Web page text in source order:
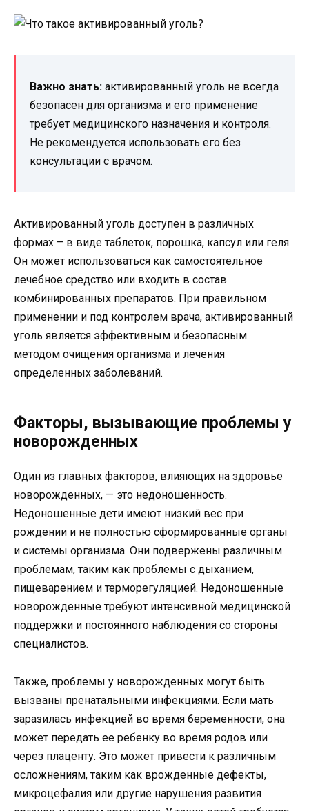
Важно знать: активированный уголь не всегда
безопасен для организма и его применение
требует медицинского назначения и контроля.
Не рекомендуется использовать его без
консультации с врачом.
Активированный уголь доступен в различных
формах – в виде таблеток, порошка, капсул или геля.
Он может использоваться как самостоятельное
лечебное средство или входить в состав
комбинированных препаратов. При правильном
применении и под контролем врача, активированный
уголь является эффективным и безопасным
методом очищения организма и лечения
определенных заболеваний.
Факторы, вызывающие проблемы у
новорожденных
Один из главных факторов, влияющих на здоровье
новорожденных, — это недоношенность.
Недоношенные дети имеют низкий вес при
рождении и не полностью сформированные органы
и системы организма. Они подвержены различным
проблемам, таким как проблемы с дыханием,
пищеварением и терморегуляцией. Недоношенные
новорожденные требуют интенсивной медицинской
поддержки и постоянного наблюдения со стороны
специалистов.
Также, проблемы у новорожденных могут быть
вызваны пренатальными инфекциями. Если мать
заразилась инфекцией во время беременности, она
может передать ее ребенку во время родов или
через плаценту. Это может привести к различным
осложнениям, таким как врожденные дефекты,
микроцефалия или другие нарушения развития